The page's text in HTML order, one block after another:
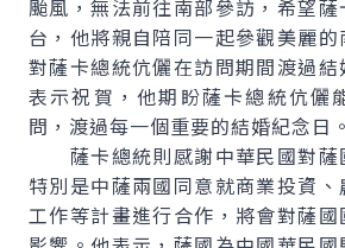
颱風，無法前往南部參訪，希望
台，他將親自陪同一起參觀美麗
對薩卡總統伉儷在訪問期間渡過結
表示祝賀，他期盼薩卡總統伉儷
問，渡過每一個重要的結婚紀念日。
薩卡總統則感謝中華民國對薩
特別是中薩兩國同意就商業投資
工作等計畫進行合作，將會對薩